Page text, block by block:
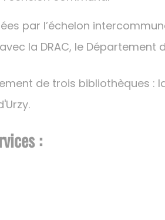
par l’échelon
la DRAC, le Département
de trois bibliothèques :
: